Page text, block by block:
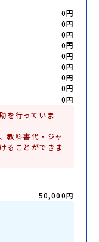
0円
0円
0円
0円
0円
0円
0円
0円
0円
を行っていま
教科書代・ジャ
ることができま
50,000円